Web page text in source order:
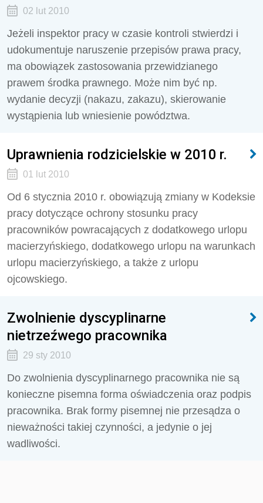
02 lut 2010
Jeżeli inspektor pracy w czasie kontroli stwierdzi i
udokumentuje naruszenie przepisów prawa pracy,
ma obowiązek zastosowania przewidzianego
prawem środka prawnego. Może nim być np.
wydanie decyzji (nakazu, zakazu), skierowanie
wystąpienia lub wniesienie powództwa.
Uprawnienia rodzicielskie w 2010 r.
01 lut 2010
Od 6 stycznia 2010 r. obowiązują zmiany w Kodeksie
pracy dotyczące ochrony stosunku pracy
pracowników powracających z dodatkowego urlopu
macierzyńskiego, dodatkowego urlopu na warunkach
urlopu macierzyńskiego, a także z urlopu
ojcowskiego.
Zwolnienie dyscyplinarne
nietrzeźwego pracownika
29 sty 2010
Do zwolnienia dyscyplinarnego pracownika nie są
konieczne pisemna forma oświadczenia oraz podpis
pracownika. Brak formy pisemnej nie przesądza o
nieważności takiej czynności, a jedynie o jej
wadliwości.